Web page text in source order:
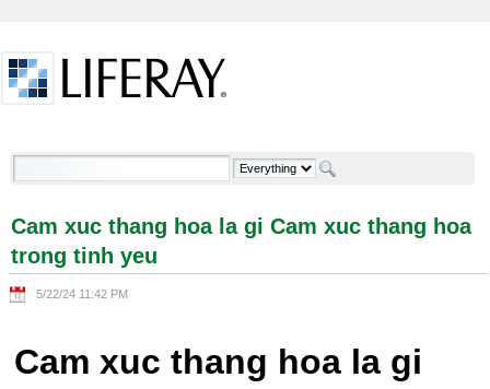
Cam xuc thang hoa la gi Cam xuc thang hoa trong
Cam xuc thang hoa la gi Cam xuc thang hoa
trong tinh yeu
5/22/24 11:42 PM
Cam xuc thang hoa la gi